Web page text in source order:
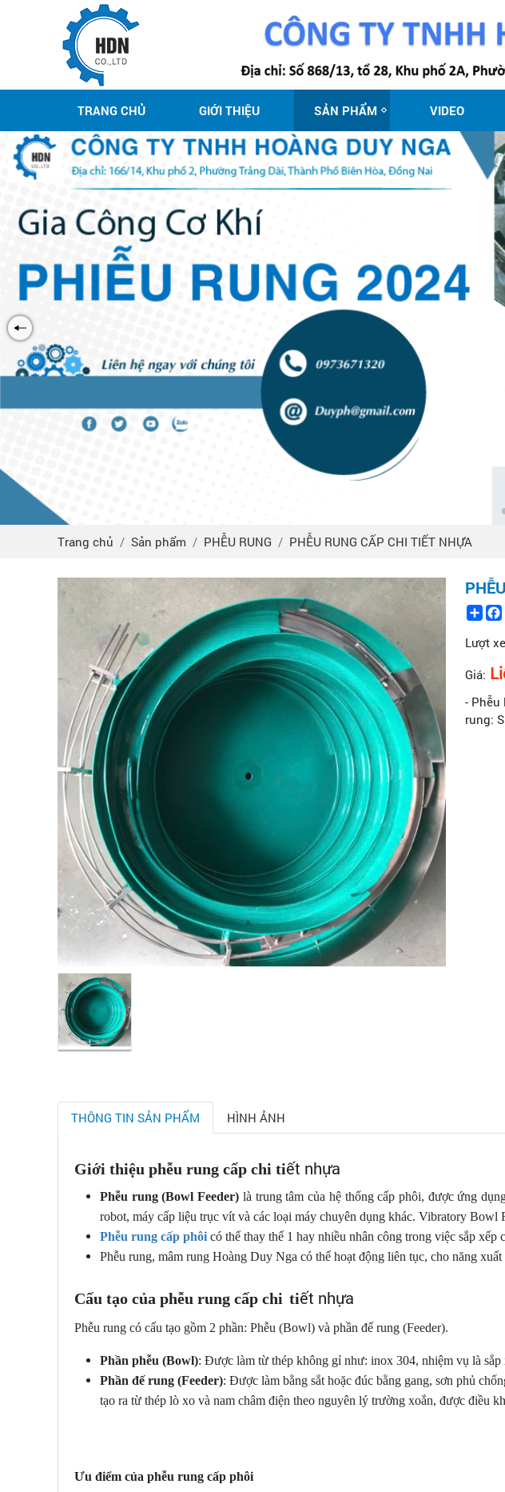
TRANG CHỦ GIỚI THIỆU SẢN PHẨM VIDEO
Trang chủ Sản phẩm PHỄU RUNG PHỄU RUNG CẤP CHI TIẾT NHỰA
Lượt
Giá:
- Phễu
rung:
THÔNG TIN SẢN PHẨM HÌNH ẢNH
Giới thiệu phễu rung cấp chi tiết nhựa
Phễu rung (Bowl Feeder) là trung tâm của hệ thống cấp phôi, được ứng
robot, máy cấp liệu trục vít và các loại máy chuyên dụng khác. Vibratory Bowl
Phễu rung cấp phôicó thể thay thế 1 hay nhiều nhân công trong việc sắp xếp
Phễu rung, mâm rung Hoàng Duy Nga có thể hoạt động liên tục, cho năng
Cấu tạo của phễu rung cấp chi tiết nhựa
Phễu rung có cấu tạo gồm 2 phần: Phễu (Bowl) và phần đế rung (Feeder).
Phần phễu (Bowl): Được làm từ thép không gỉ như: inox 304, nhiệm vụ là
Phần đế rung (Feeder): Được làm bằng sắt hoặc đúc bằng gang, sơn phủ
tạo ra từ thép lò xo và nam châm điện theo nguyên lý trường xoắn, được điều
Ưu điểm của phễu rung cấp phôi